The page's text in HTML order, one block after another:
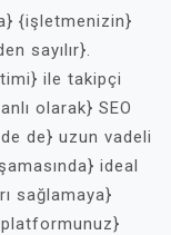
{işletmenizin}
sayılır}.
ile takipçi
olarak} SEO
de} uzun vadeli
ideal
sağlamaya}